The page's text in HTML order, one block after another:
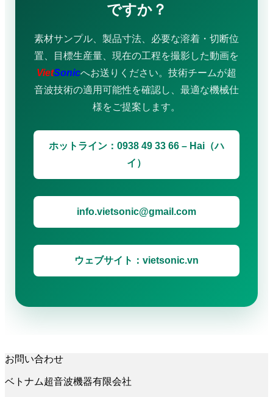
ですか？
素材サンプル、製品寸法、必要な溶着・切断位
置、目標生産量、現在の工程を撮影した動画を
VietSonicへお送りください。技術チームが超
音波技術の適用可能性を確認し、最適な機械仕
様をご提案します。
ホットライン：0938 49 33 66 – Hai（ハ
イ）
info.vietsonic@gmail.com
ウェブサイト：vietsonic.vn
お問い合わせ
ベトナム超音波機器有限会社